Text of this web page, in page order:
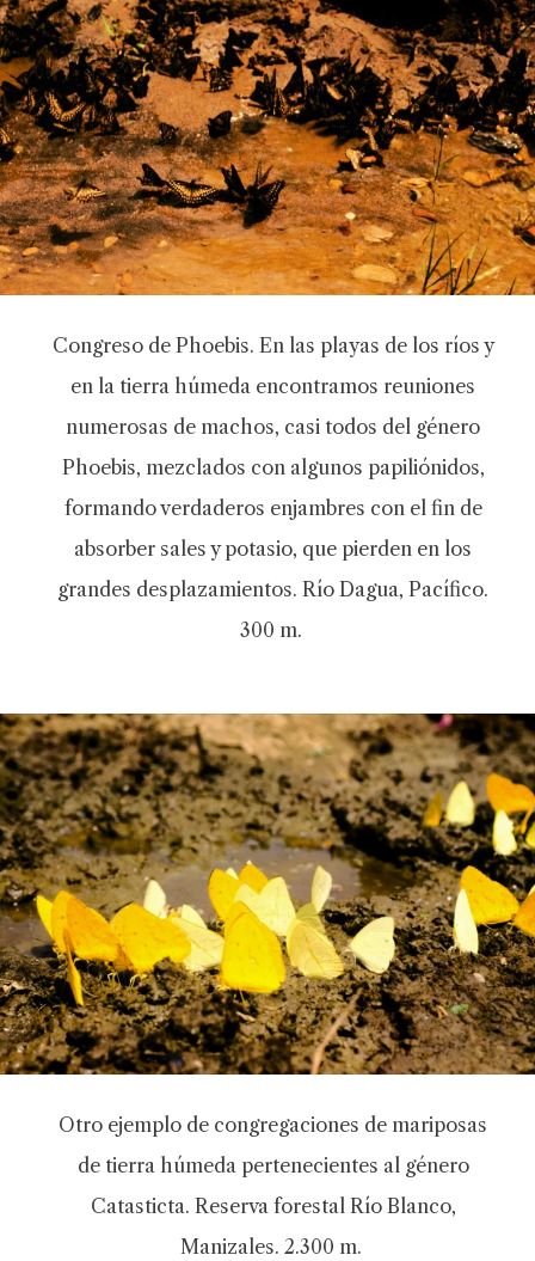
Congreso de Phoebis. En las playas de los ríos y
en la tierra húmeda encontramos reuniones
numerosas de machos, casi todos del género
Phoebis, mezclados con algunos papiliónidos,
formando verdaderos enjambres con el fin de
absorber sales y potasio, que pierden en los
grandes desplazamientos. Río Dagua, Pacífico.
300 m.
Otro ejemplo de congregaciones de mariposas
de tierra húmeda pertenecientes al género
Catasticta. Reserva forestal Río Blanco,
Manizales. 2.300 m.